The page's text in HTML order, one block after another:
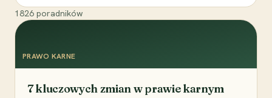
1826 poradników
PRAWO KARNE
7 kluczowych zmian w prawie karnym